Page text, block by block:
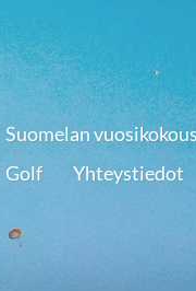
Suomelan
Golf Yhteystiedot